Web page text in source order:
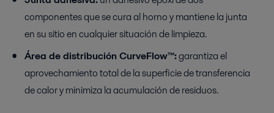
componentes que se cura al horno y mantiene la junta
en su sitio en cualquier situación de limpieza.
Área de distribución CurveFlow™:garantiza el
aprovechamiento total de la superficie de transferencia
de calor y minimiza la acumulación de residuos.